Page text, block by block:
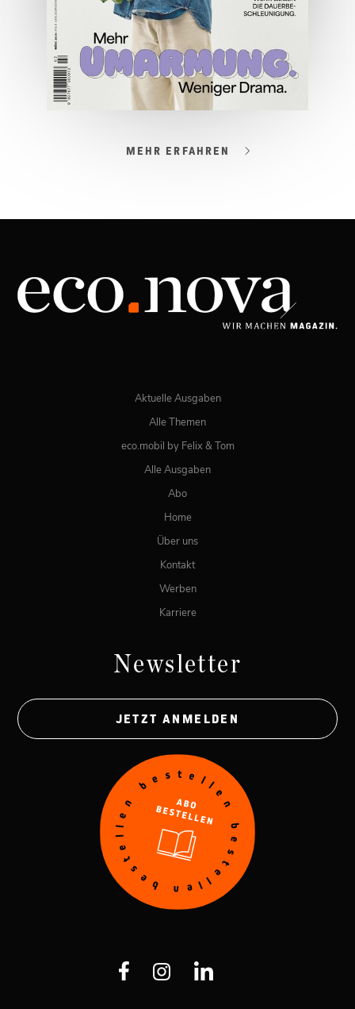
03/2026
JETZT BESTELLEN
MEHR ERFAHREN
Aktuelle Ausgaben
Alle Themen
eco.mobil by Felix & Tom
Alle Ausgaben
Abo
Home
Über uns
Kontakt
Werben
Karriere
Newsletter
JETZT ANMELDEN